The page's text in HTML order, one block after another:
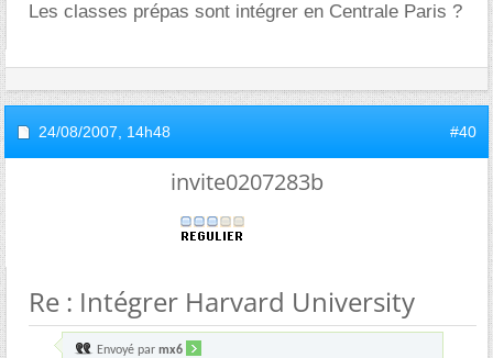
Les classes prépas sont intégrer en Centrale Paris ?
24/08/2007, 14h48 #40
invite0207283b
Re : Intégrer Harvard University
Envoyé par mx6